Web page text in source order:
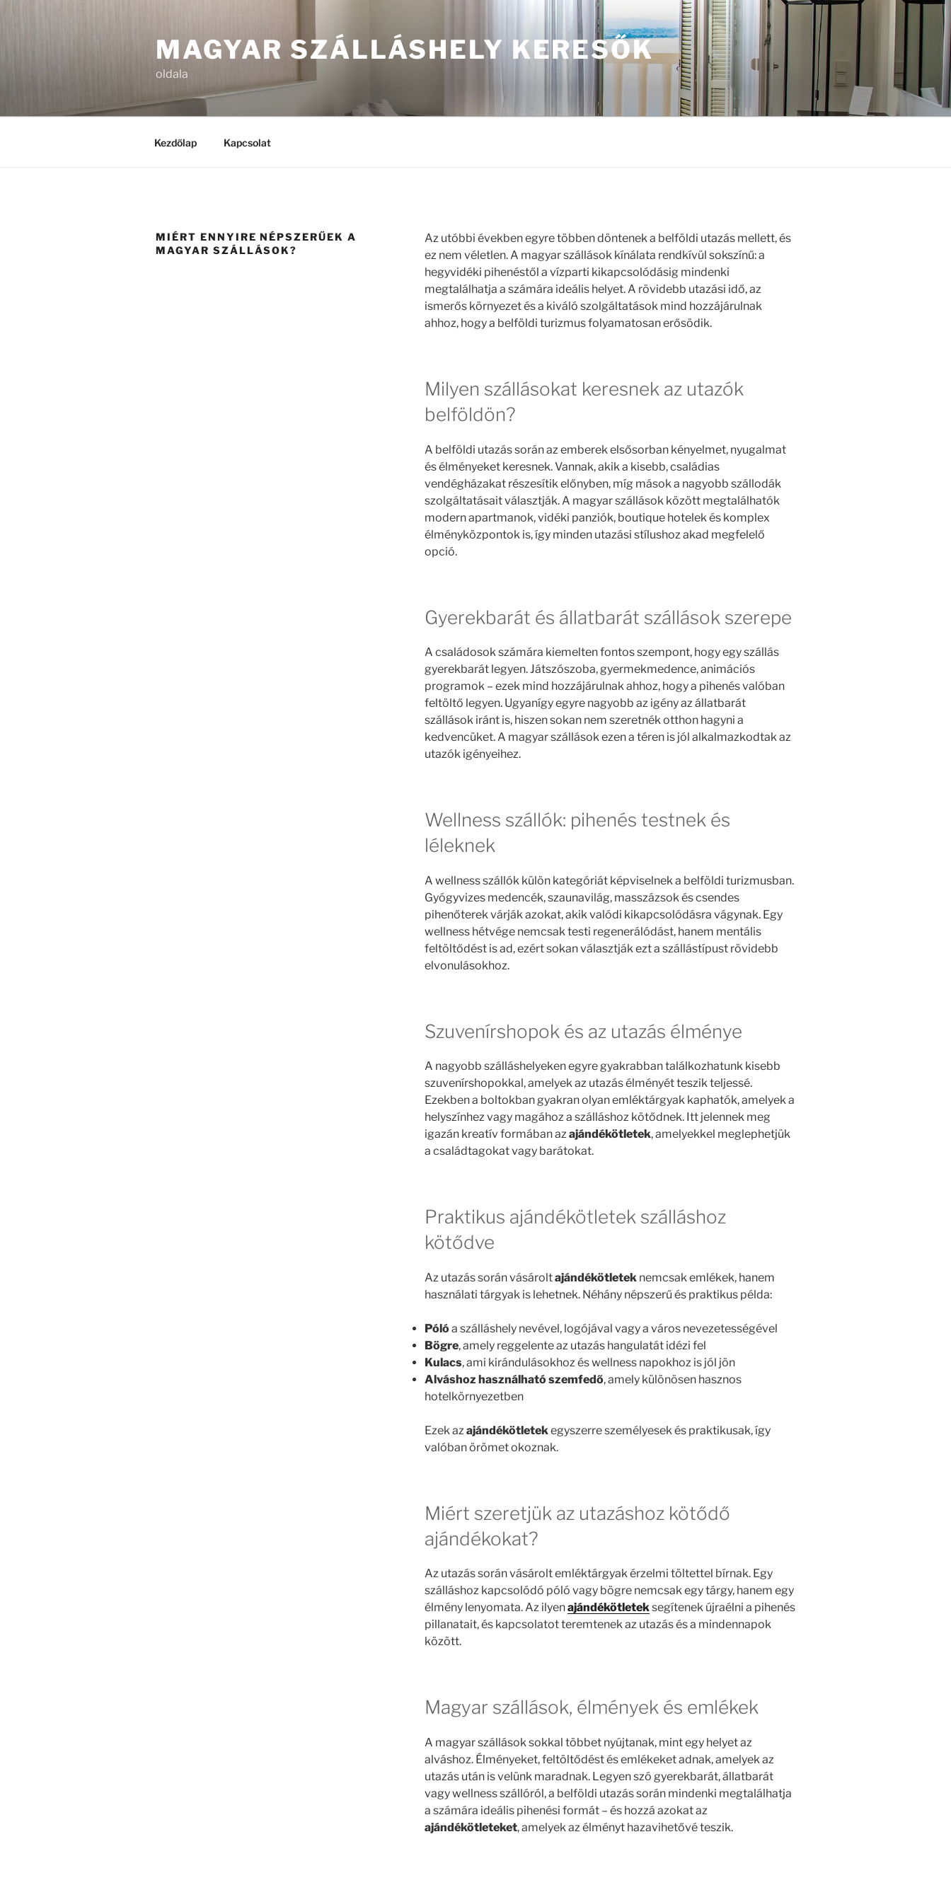
MAGYAR SZÁLLÁSHELY KERESŐK
oldala
Kezdőlap Kapcsolat
MIÉRT ENNYIRE NÉPSZERŰEK A
MAGYAR SZÁLLÁSOK?
Az utóbbi években egyre többen döntenek a belföldi utazás mellett, és
ez nem véletlen. A magyar szállások kínálata rendkívül sokszínű: a
hegyvidéki pihenéstől a vízparti kikapcsolódásig mindenki
megtalálhatja a számára ideális helyet. A rövidebb utazási idő, az
ismerős környezet és a kiváló szolgáltatások mind hozzájárulnak
ahhoz, hogy a belföldi turizmus folyamatosan erősödik.
Milyen szállásokat keresnek az utazók
belföldön?
A belföldi utazás során az emberek elsősorban kényelmet, nyugalmat
és élményeket keresnek. Vannak, akik a kisebb, családias
vendégházakat részesítik előnyben, míg mások a nagyobb szállodák
szolgáltatásait választják. A magyar szállások között megtalálhatók
modern apartmanok, vidéki panziók, boutique hotelek és komplex
élményközpontok is, így minden utazási stílushoz akad megfelelő
opció.
Gyerekbarát és állatbarát szállások szerepe
A családosok számára kiemelten fontos szempont, hogy egy szállás
gyerekbarát legyen. Játszószoba, gyermekmedence, animációs
programok – ezek mind hozzájárulnak ahhoz, hogy a pihenés valóban
feltöltő legyen. Ugyanígy egyre nagyobb az igény az állatbarát
szállások iránt is, hiszen sokan nem szeretnék otthon hagyni a
kedvencüket. A magyar szállások ezen a téren is jól alkalmazkodtak az
utazók igényeihez.
Wellness szállók: pihenés testnek és
léleknek
A wellness szállók külön kategóriát képviselnek a belföldi turizmusban.
Gyógyvizes medencék, szaunavilág, masszázsok és csendes
pihenőterek várják azokat, akik valódi kikapcsolódásra vágynak. Egy
wellness hétvége nemcsak testi regenerálódást, hanem mentális
feltöltődést is ad, ezért sokan választják ezt a szállástípust rövidebb
elvonulásokhoz.
Szuvenírshopok és az utazás élménye
A nagyobb szálláshelyeken egyre gyakrabban találkozhatunk kisebb
szuvenírshopokkal, amelyek az utazás élményét teszik teljessé.
Ezekben a boltokban gyakran olyan emléktárgyak kaphatók, amelyek a
helyszínhez vagy magához a szálláshoz kötődnek. Itt jelennek meg
igazán kreatív formában azajándékötletek, amelyekkel meglephetjük
a családtagokat vagy barátokat.
Praktikus ajándékötletek szálláshoz
kötődve
Az utazás során vásároltajándékötletek nemcsak emlékek, hanem
használati tárgyak is lehetnek. Néhány népszerű és praktikus példa:
Pólóa szálláshely nevével, logójával vagy a város nevezetességével
Bögre, amely reggelente az utazás hangulatát idézi fel
Kulacs, ami kirándulásokhoz és wellness napokhoz is jól jön
Alváshoz használható szemfedő, amely különösen hasznos
hotelkörnyezetben
Ezek az ajándékötletek egyszerre személyesek és praktikusak, így
valóban örömet okoznak.
Miért szeretjük az utazáshoz kötődő
ajándékokat?
Az utazás során vásárolt emléktárgyak érzelmi töltettel bírnak. Egy
szálláshoz kapcsolódó póló vagy bögre nemcsak egy tárgy, hanem egy
élmény lenyomata. Az ilyenajándékötleteksegítenek újraélni a pihenés
pillanatait, és kapcsolatot teremtenek az utazás és a mindennapok
között.
Magyar szállások, élmények és emlékek
A magyar szállások sokkal többet nyújtanak, mint egy helyet az
alváshoz. Élményeket, feltöltődést és emlékeket adnak, amelyek az
utazás után is velünk maradnak. Legyen szó gyerekbarát, állatbarát
vagy wellness szállóról, a belföldi utazás során mindenki megtalálhatja
a számára ideális pihenési formát – és hozzá azokat az
ajándékötleteket, amelyek az élményt hazavihetővé teszik.